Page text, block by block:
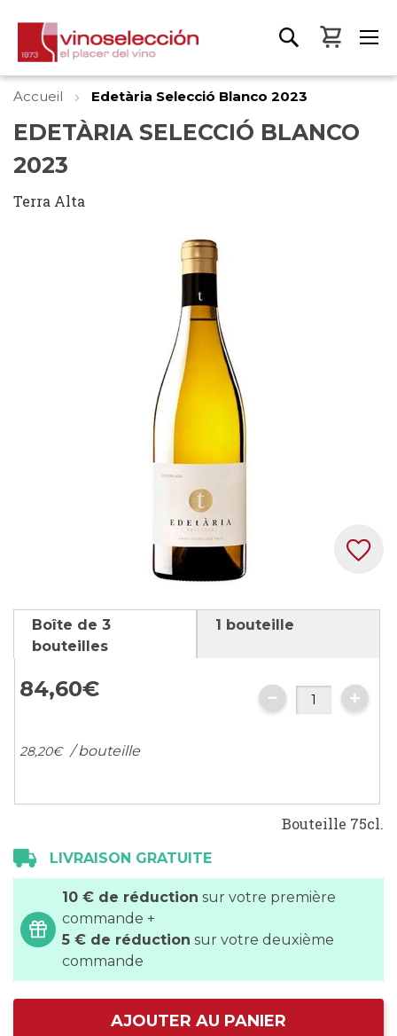
Mon
Accueil Edetària Selecció Blanco 2023
EDETÀRIA SELECCIÓ BLANCO
2023
Terra Alta
Skip
the
of
gallery
Boîte de 3
bouteilles
84,60€
28,20€ / bouteille
1 bouteille
Bouteille 75cl.
LIVRAISON GRATUITE
10 € de réduction sur votre première
commande +
5 € de réduction sur votre deuxième
commande
AJOUTER AU PANIER